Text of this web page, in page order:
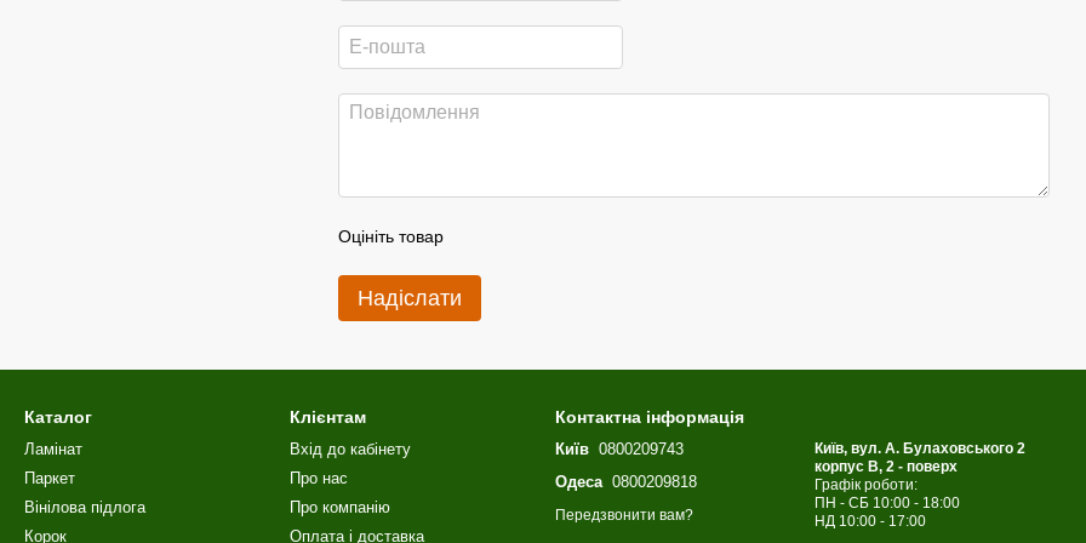
Оцініть товар
Надіслати
Каталог
Ламінат
Паркет
Вінілова пiдлога
Корок
Клієнтам
Вхід до кабінету
Про нас
Про компанію
Оплата і доставка
Контактна інформація
Київ 0800209743
Одеса0800209818
Передзвонити вам?
Київ, вул. А. Булаховського 2
корпус B, 2 - поверх
Графік роботи:
ПН - СБ 10:00 - 18:00
НД 10:00 - 17:00